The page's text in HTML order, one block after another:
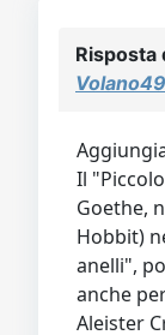
Risposta
Volano49
Il
Goethe,
Hobbit)
anelli",
anche
Aleister